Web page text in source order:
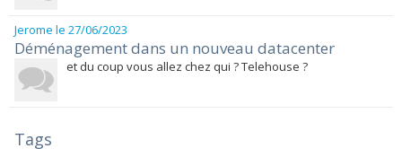
Jerome le 27/06/2023
Déménagement dans un nouveau datacenter
et du coup vous allez chez qui ? Telehouse ?
Tags